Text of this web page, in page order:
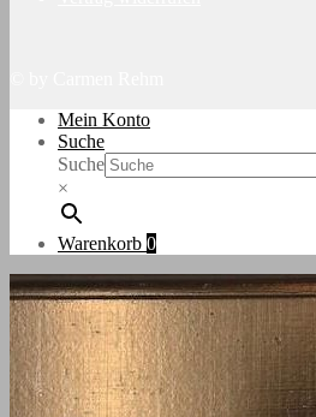
Mein Konto
Suche
Suche
×
Warenkorb 0